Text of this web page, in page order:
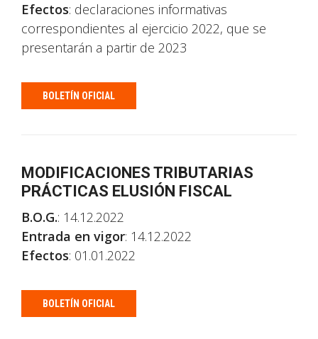
Efectos: declaraciones informativas
correspondientes al ejercicio 2022, que se
presentarán a partir de 2023
BOLETÍN OFICIAL
MODIFICACIONES TRIBUTARIAS
PRÁCTICAS ELUSIÓN FISCAL
B.O.G.: 14.12.2022
Entrada en vigor: 14.12.2022
Efectos: 01.01.2022
BOLETÍN OFICIAL